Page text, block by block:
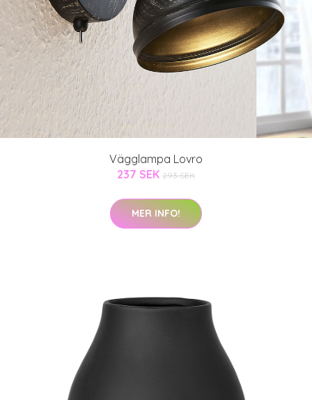
Vägglampa Lovro
237 SEK 293 SEK
MER INFO!